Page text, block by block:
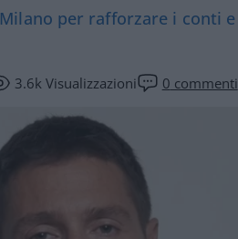
per rafforzare i conti e
3.6kVisualizzazioni 0 commenti